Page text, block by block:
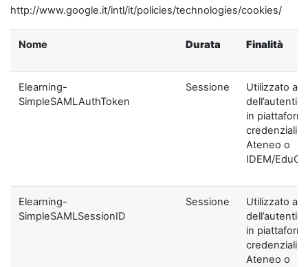
http://www.google.it/intl/it/policies/technologies/cookies/
Nome Durata Finalità
Elearning-
SimpleSAMLAuthToken
Sessione
Utilizzato ai
in
credenziali di
Ateneo o
IDEM/
Elearning-
SimpleSAMLSessionID
Sessione
Utilizzato ai
in
credenziali di
Ateneo o